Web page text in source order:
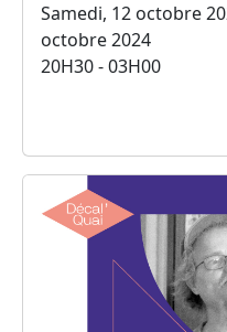
Samedi, 12 octobre
octobre 2024
20H30 - 03H00